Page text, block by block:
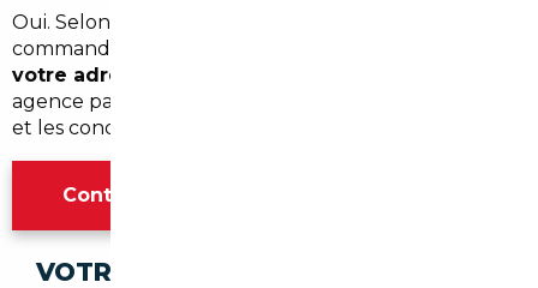
Oui. Selon l'option que vous choisissez lors de la
commande, votre véhicule peut vous être livré
votre adresse à Ézanville
agence parisienne. Les deux options sont disponibles,
et les conditions vous sont précisées dès le départ.
Contacter l'agence Paris
VOTRE IMPORT SÉCURISÉ DANS CES